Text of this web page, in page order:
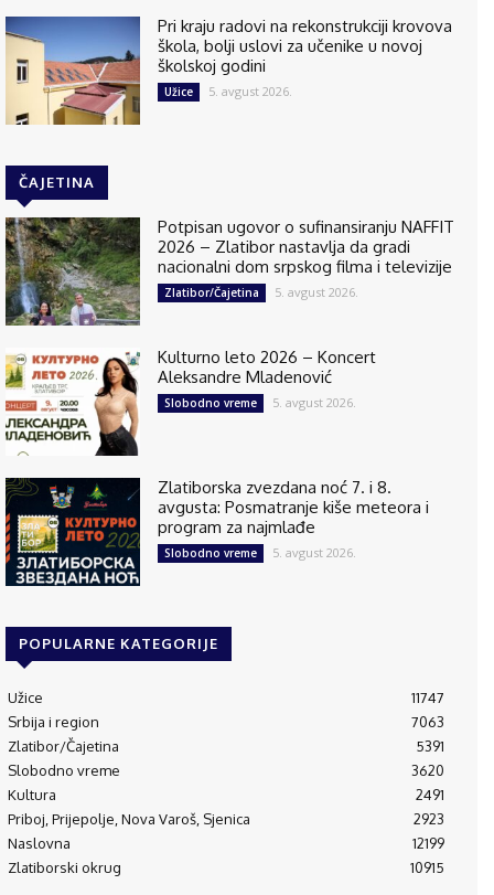
Pri kraju radovi na rekonstrukciji krovova
škola, bolji uslovi za učenike u novoj
školskoj godini
Užice 5. avgust 2026.
ČAJETINA
Potpisan ugovor o sufinansiranju NAFFIT
2026 – Zlatibor nastavlja da gradi
nacionalni dom srpskog filma i televizije
Zlatibor/Čajetina 5. avgust 2026.
Kulturno leto 2026 – Koncert
Aleksandre Mladenović
Slobodno vreme 5. avgust 2026.
Zlatiborska zvezdana noć 7. i 8.
avgusta: Posmatranje kiše meteora i
program za najmlađe
Slobodno vreme 5. avgust 2026.
POPULARNE KATEGORIJE
Užice
11747
Srbija i region
7063
Zlatibor/Čajetina
5391
Slobodno vreme
3620
Kultura
2491
Priboj, Prijepolje, Nova Varoš, Sjenica
2923
Naslovna
12199
Zlatiborski okrug
10915